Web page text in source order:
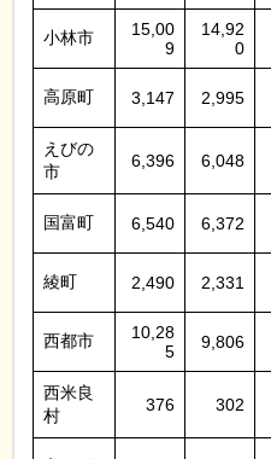
小林市
15,00
9
14,92
0
高原町 3,147 2,995
えびの
市
6,396 6,048
国富町 6,540 6,372
綾町 2,490 2,331
西都市
10,28
5
9,806
西米良
村
376 302